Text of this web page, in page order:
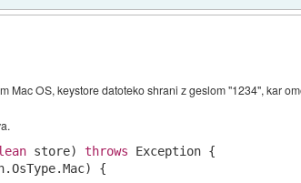
Mac OS, keystore datoteko shrani z geslom "1234", kar
store) throws Exception {
{